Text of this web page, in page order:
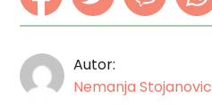
Autor:
Nemanja Stojanovic